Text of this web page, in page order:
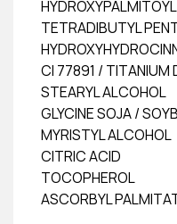
TETRADIBUTYL
CI 77891 / TITANIUM
STEARYL ALCOHOL
GLYCINE SOJA /
MYRISTYL ALCOHOL
CITRIC ACID
TOCOPHEROL
ASCORBYL